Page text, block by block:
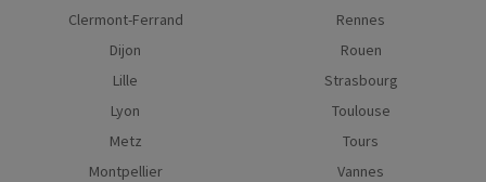
Clermont-Ferrand
Dijon
Lille
Lyon
Metz
Montpellier
Rennes
Rouen
Strasbourg
Toulouse
Tours
Vannes